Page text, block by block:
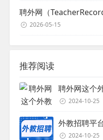
聘外网（
2026-05-15
推荐阅读
聘外网这个
2024-10-25
外教招聘平
2024-10-25